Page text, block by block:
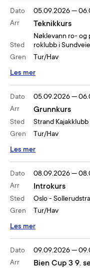
Dato
Arr
Sted
Gren
05.09.2026—
Teknikkurs
Nøklevann ro- og
roklubb i
Tur/Hav
Les mer
Dato
Arr
Sted
Gren
05.09.2026—
Grunnkurs
Strand
Tur/Hav
Les mer
Dato
Arr
Sted
Gren
08.09.2026—
Introkurs
Oslo -
Tur/Hav
Les mer
Dato
Arr
09.09.2026—
Bien Cup 3 9.